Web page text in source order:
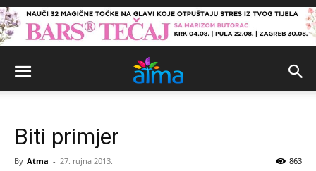
Biti primjer
By Atma - 27. rujna 2013. 863